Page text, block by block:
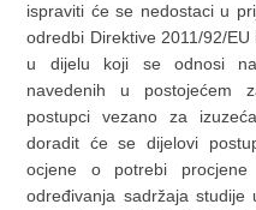
ispraviti će se nedostaci u
odredbi Direktive 2011/92/
u dijelu koji se odnosi
navedenih u postojećem
postupci vezano za
doradit će se dijelovi
ocjene o potrebi
određivanja sadržaja